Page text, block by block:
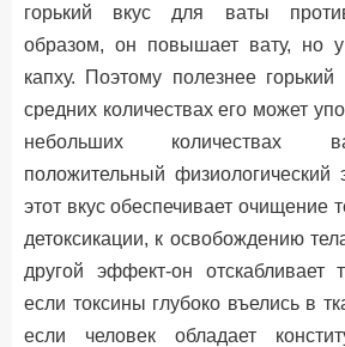
горький вкус для ваты
образом, он повышает вату, но
капху. Поэтому полезнее
средних количествах его может
небольших количествах
положительный
этот вкус обеспечивает очищение
детоксикации, к освобождению
другой эффект-он отскабливает
если токсины глубоко въелись в
если человек обладает